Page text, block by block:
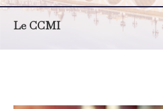
Le CCMI